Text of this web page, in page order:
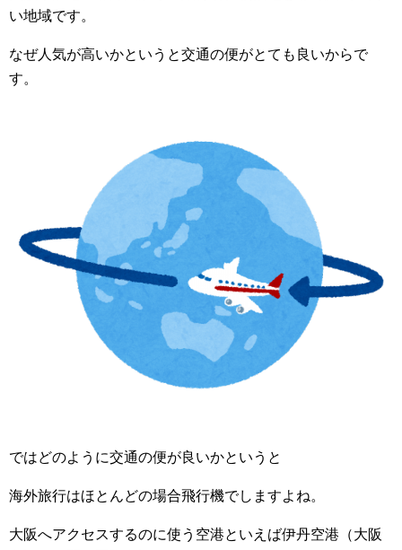
い地域です。
なぜ人気が高いかというと交通の便がとても良いからで
す。
ではどのように交通の便が良いかというと
海外旅行はほとんどの場合飛行機でしますよね。
大阪へアクセスするのに使う空港といえば伊丹空港（大阪